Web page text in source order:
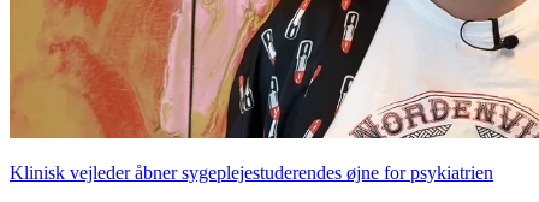
Klinisk vejleder åbner sygeplejestuderendes øjne for psykiatrien